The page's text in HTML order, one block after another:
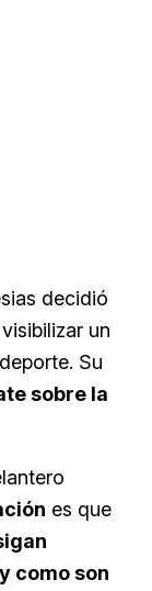
decidió
un
Su
sobre la
es que
como son